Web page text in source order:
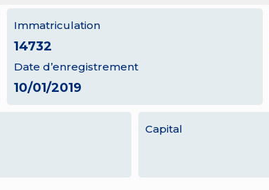
Immatriculation
14732
Date d’enregistrement
10/01/2019
Capital